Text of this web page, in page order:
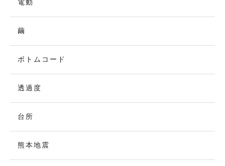
電動
繭
ボトムコード
透過度
台所
熊本地震